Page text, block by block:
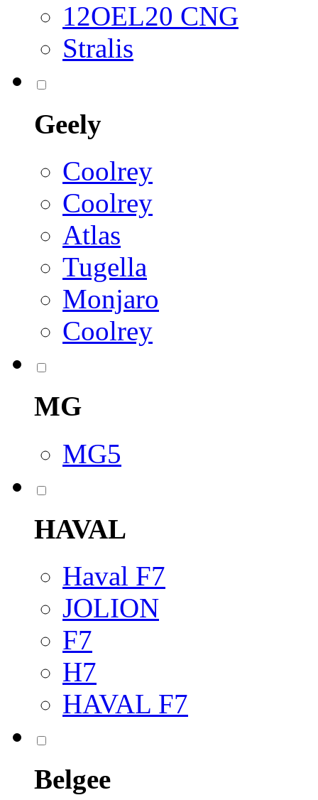
12OEL20 CNG
Stralis
Geely
Coolrey
Coolrey
Atlas
Tugella
Monjaro
Coolrey
MG
MG5
HAVAL
Haval F7
JOLION
F7
H7
HAVAL F7
Belgee